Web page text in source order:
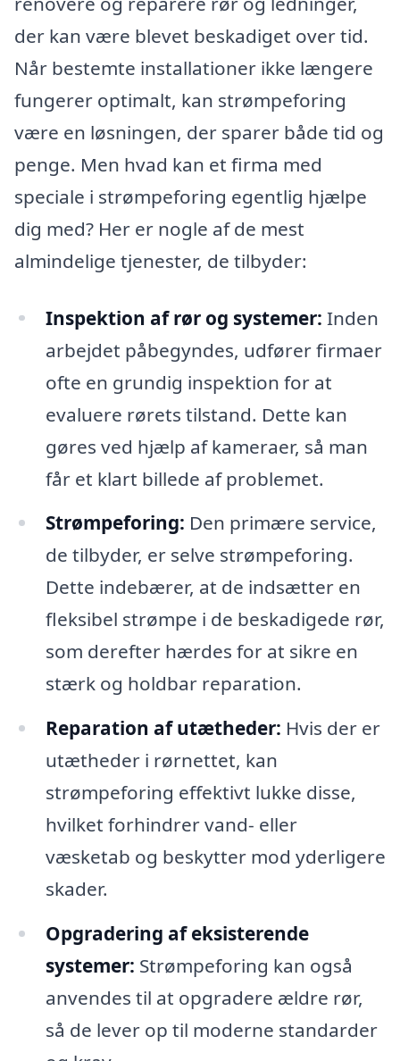
der kan være blevet beskadiget over tid.
Når bestemte installationer ikke længere
fungerer optimalt, kan strømpeforing
være en løsningen, der sparer både tid og
penge. Men hvad kan et firma med
speciale i strømpeforing egentlig hjælpe
dig med? Her er nogle af de mest
almindelige tjenester, de tilbyder:
Inspektion af rør og systemer: Inden
arbejdet påbegyndes, udfører firmaer
ofte en grundig inspektion for at
evaluere rørets tilstand. Dette kan
gøres ved hjælp af kameraer, så man
får et klart billede af problemet.
Strømpeforing: Den primære service,
de tilbyder, er selve strømpeforing.
Dette indebærer, at de indsætter en
fleksibel strømpe i de beskadigede rør,
som derefter hærdes for at sikre en
stærk og holdbar reparation.
Reparation af utætheder: Hvis der er
utætheder i rørnettet, kan
strømpeforing effektivt lukke disse,
hvilket forhindrer vand- eller
væsketab og beskytter mod yderligere
skader.
Opgradering af eksisterende
systemer: Strømpeforing kan også
anvendes til at opgradere ældre rør,
så de lever op til moderne standarder